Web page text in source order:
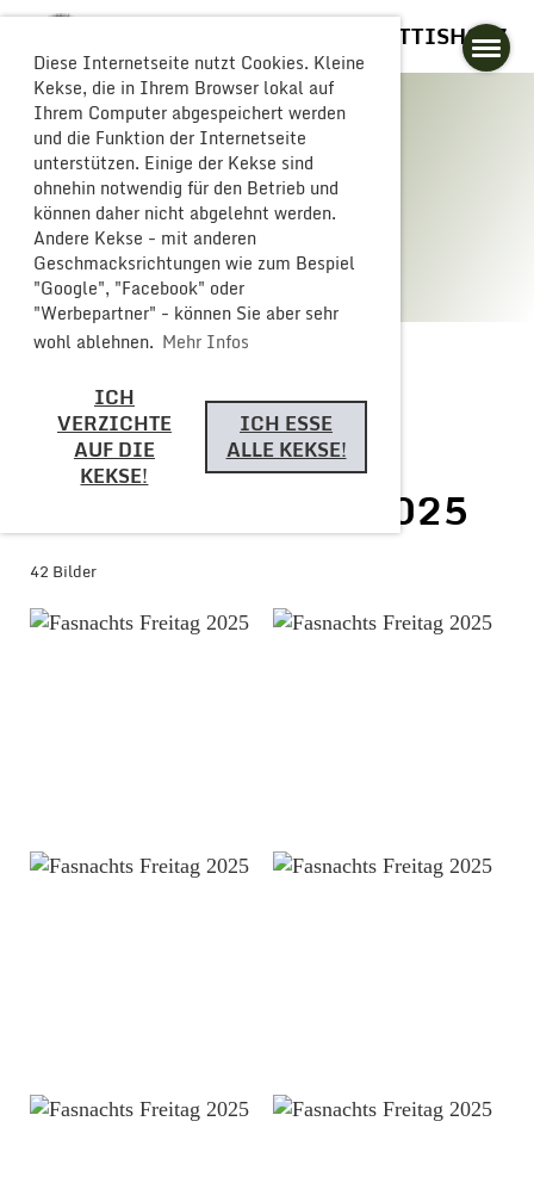
Diese Internetseite nutzt Cookies. Kleine
Kekse, die in Ihrem Browser lokal auf
Ihrem Computer abgespeichert werden
und die Funktion der Internetseite
unterstützen. Einige der Kekse sind
ohnehin notwendig für den Betrieb und
können daher nicht abgelehnt werden.
Andere Kekse - mit anderen
Geschmacksrichtungen wie zum Bespiel
"Google", "Facebook" oder
"Werbepartner" - können Sie aber sehr
wohl ablehnen. Mehr Infos
ICH
VERZICHTE
AUF DIE
KEKSE!
ICH ESSE
ALLE KEKSE!
GLOGGERESCHRÄNZER BUTTISHOLZ
Galerie
Zurück
Fasnachts Freitag 2025
42 Bilder